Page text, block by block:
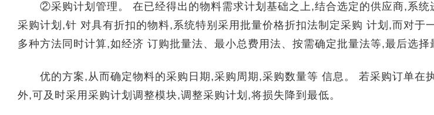
②采购计划管理。 在已经得出的物料需求计划基础之上,结合选定的供应商,系统
采购计划,针 对具有折扣的物料,系统特别采用批量价格折扣法制定采购 计划,而对于
多种方法同时计算,如经济 订购批量法、最小总费用法、按需确定批量法等,最后选择
优的方案,从而确定物料的采购日期,采购周期,采购数量等 信息。 若采购订单在
外,可及时采用采购计划调整模块,调整采购计划,将损失降到最低。